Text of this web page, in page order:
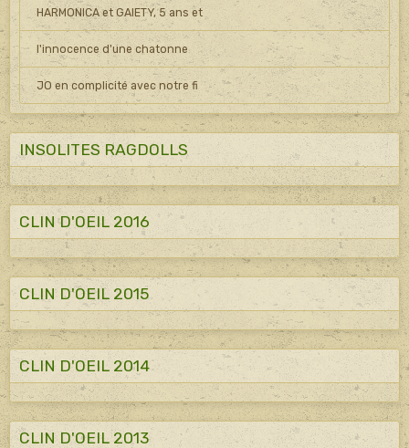
HARMONICA et GAIETY, 5 ans et
l'innocence d'une chatonne
JO en complicité avec notre fi
INSOLITES RAGDOLLS
CLIN D'OEIL 2016
CLIN D'OEIL 2015
CLIN D'OEIL 2014
CLIN D'OEIL 2013